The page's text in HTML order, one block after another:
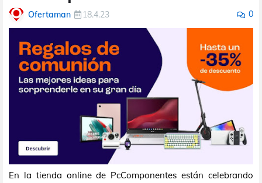
Ofertaman 18.4.23 0
En la tienda online de PcComponentes están celebrando